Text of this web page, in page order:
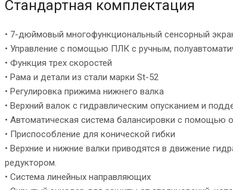
Стандартная комплектация
• 7-дюймовый многофункциональный сенсорный
• Управление с помощью ПЛК с ручным,
• Функция трех скоростей
• Рама и детали из стали марки St-52
• Регулировка прижима нижнего валка
• Верхний валок с гидравлическим опусканием и
• Автоматическая система балансировки с помощью
• Приспособление для конической гибки
• Верхние и нижние валки приводятся в движение
редуктором.
• Система линейных направляющих